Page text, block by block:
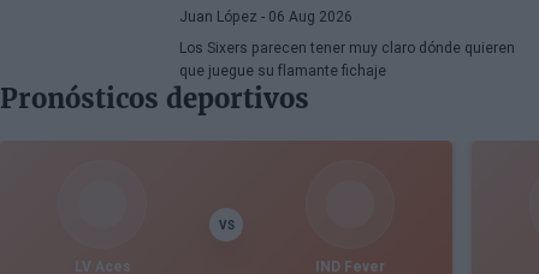
Juan López - 06 Aug 2026
Los Sixers parecen tener muy claro dónde quieren
que juegue su flamante fichaje
Pronósticos deportivos
LV Aces
VS
IND Fever